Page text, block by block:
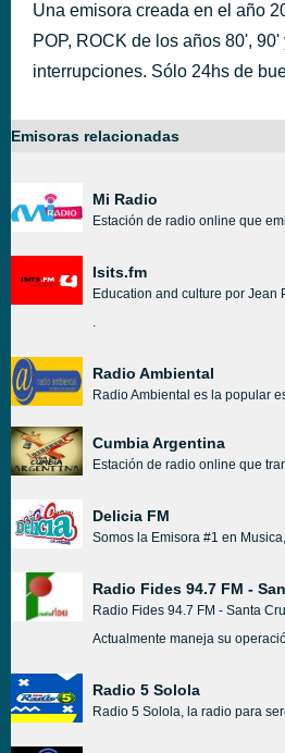
Una emisora creada en el año
POP, ROCK de los años 80', 90'
interrupciones. Sólo 24hs de
Emisoras relacionadas
Mi Radio
Estación de radio online que
Isits.fm
Education and culture por Jean
.
Radio Ambiental
Cumbia Argentina
Estación de radio online que
Delicia FM
Somos la Emisora #1 en
Radio Fides 94.7 FM -
Radio Fides 94.7 FM - Santa
Actualmente maneja su
Radio 5 Solola
Radio 5 Solola, la radio para